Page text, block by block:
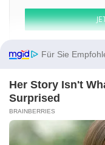
Aktien ATX DAX
The Toronto-Dominion
Für Sie
Her Story Isn't
Surprised
BRAINBERRIES